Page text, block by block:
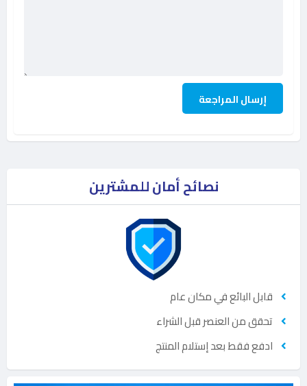
نصائح أمان للمشترين
قابل البائع في مكان عام
تحقق من العنصر قبل الشراء
ادفع فقط بعد إستلام المنتج